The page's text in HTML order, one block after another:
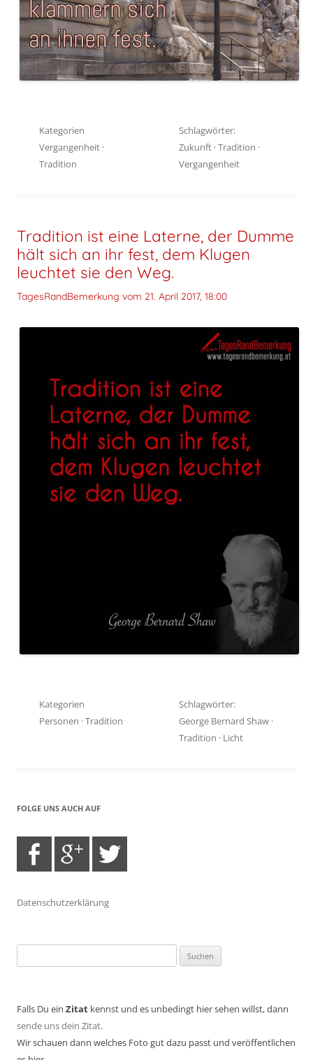
Kategorien
Vergangenheit ·
Tradition
Schlagwörter:
Zukunft ·Tradition ·
Vergangenheit
Tradition ist eine Laterne, der Dumme
hält sich an ihr fest, dem Klugen
leuchtet sie den Weg.
TagesRandBemerkung vom 21. April 2017, 18:00
Kategorien
Personen ·Tradition
Schlagwörter:
George Bernard Shaw ·
Tradition · Licht
FOLGE UNS AUCH AUF
Datenschutzerklärung
nach:
Falls Du ein Zitat kennst und es unbedingt hier sehen willst, dann
sende uns dein Zitat.
Wir schauen dann welches Foto gut dazu passt und veröffentlichen